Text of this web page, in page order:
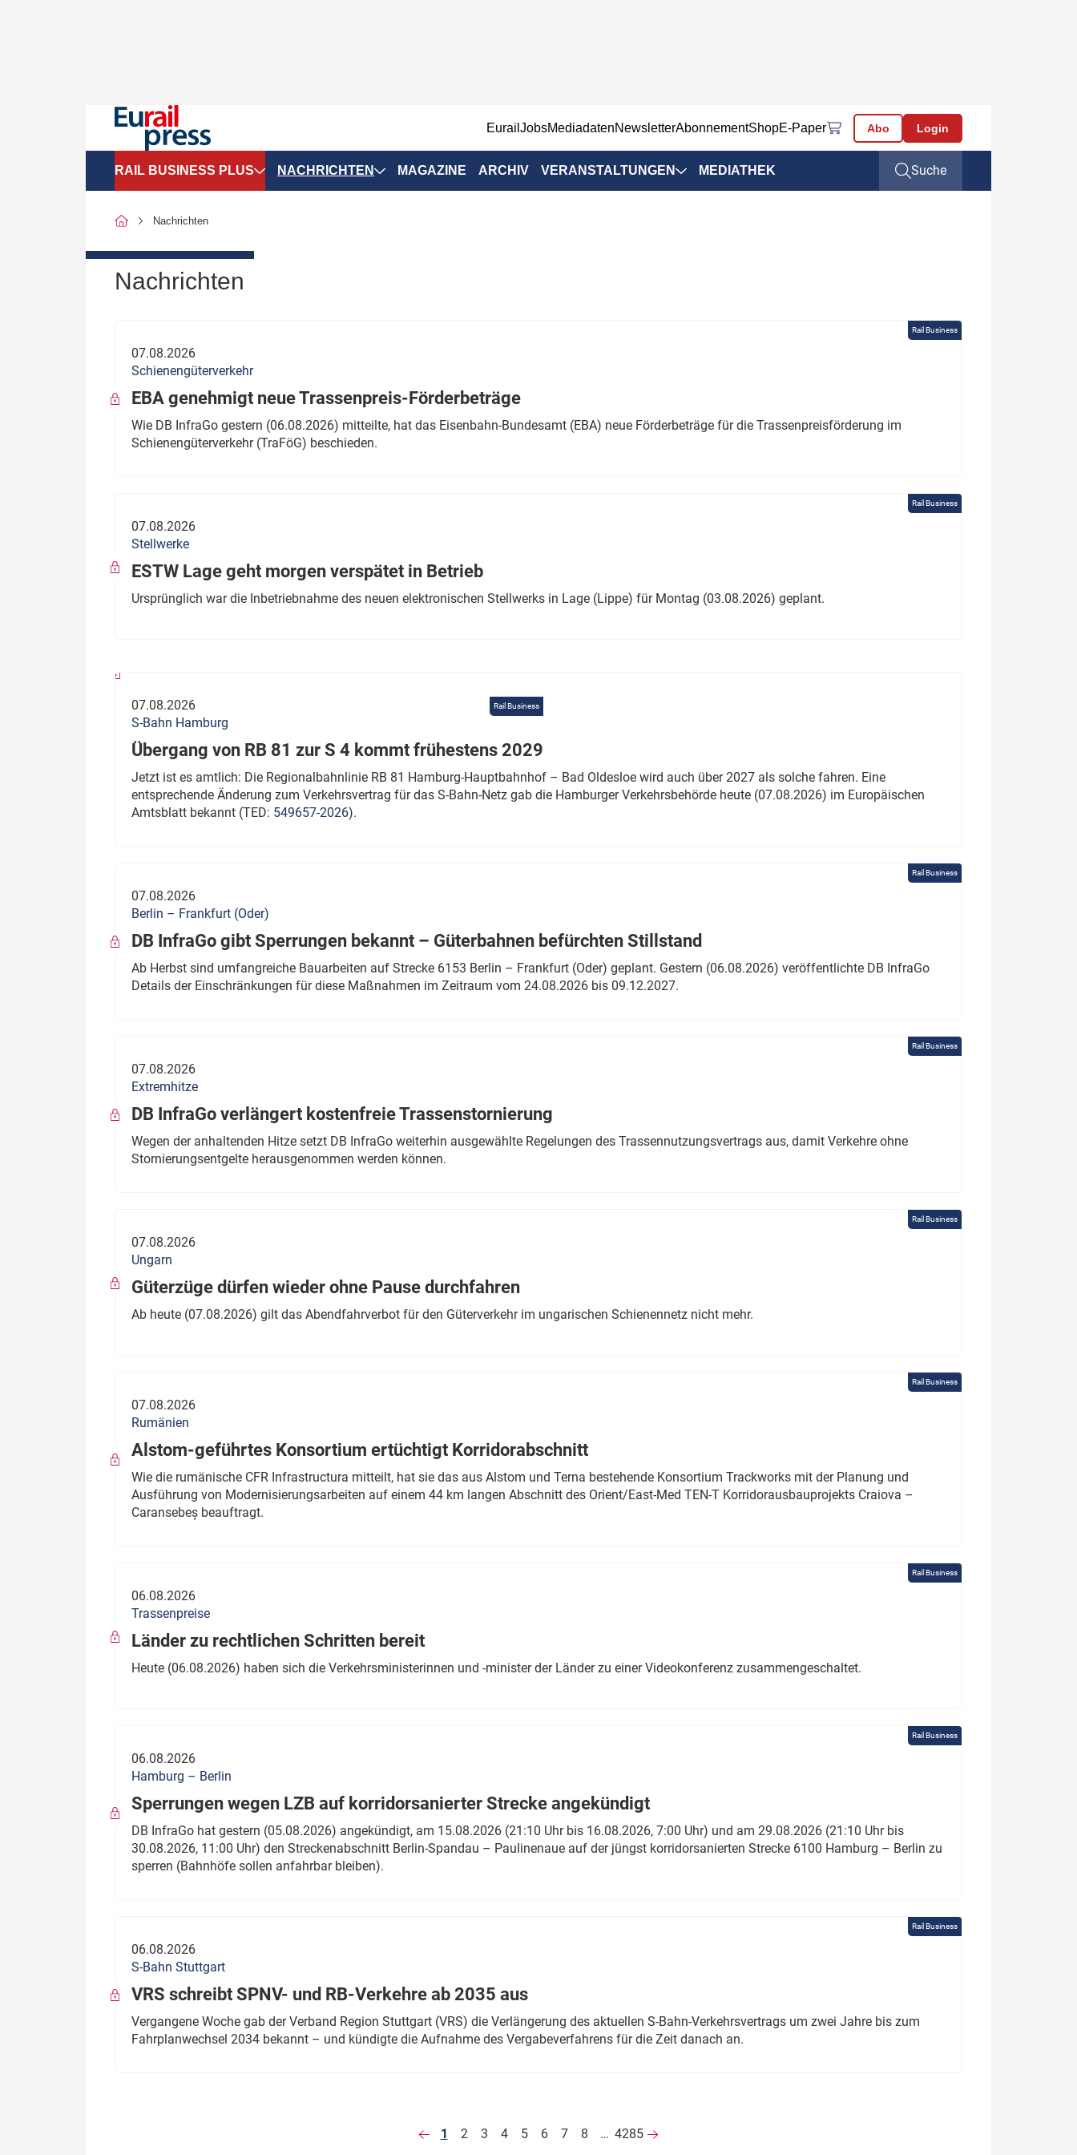
EurailJobsMediadatenNewsletterAbonnementShopE-Paper Abo Login
RAIL BUSINESS PLUS
SPNV-Marktdaten
Politik
Verbände: Wer spricht für
wen?
Thema des Monats
Dossier: Generalsanierung
Dossier: ETCS
NACHRICHTEN
Infrastruktur & Ausrüstung
ÖPNV
MAGAZINE ARCHIV VERANSTALTUNGEN MEDIATHEK Suche
Nachrichten
Nachrichten
Rail Business
07.08.2026
Schienengüterverkehr
EBA genehmigt neue Trassenpreis-Förderbeträge
Wie DB InfraGo gestern (06.08.2026) mitteilte, hat das Eisenbahn-Bundesamt (EBA) neue Förderbeträge für die Trassenpreisförderung im
Schienengüterverkehr (TraFöG) beschieden.
Rail Business
07.08.2026
Stellwerke
ESTW Lage geht morgen verspätet in Betrieb
Ursprünglich war die Inbetriebnahme des neuen elektronischen Stellwerks in Lage (Lippe) für Montag (03.08.2026) geplant.
Rail Business
07.08.2026
S-Bahn Hamburg
Übergang von RB 81 zur S 4 kommt frühestens 2029
Jetzt ist es amtlich: Die Regionalbahnlinie RB 81 Hamburg-Hauptbahnhof – Bad Oldesloe wird auch über 2027 als solche fahren. Eine
entsprechende Änderung zum Verkehrsvertrag für das S-Bahn-Netz gab die Hamburger Verkehrsbehörde heute (07.08.2026) im Europäischen
Amtsblatt bekannt (TED: 549657-2026).
Rail Business
07.08.2026
Berlin – Frankfurt (Oder)
DB InfraGo gibt Sperrungen bekannt – Güterbahnen befürchten Stillstand
Ab Herbst sind umfangreiche Bauarbeiten auf Strecke 6153 Berlin – Frankfurt (Oder) geplant. Gestern (06.08.2026) veröffentlichte DB InfraGo
Details der Einschränkungen für diese Maßnahmen im Zeitraum vom 24.08.2026 bis 09.12.2027.
Rail Business
07.08.2026
Extremhitze
DB InfraGo verlängert kostenfreie Trassenstornierung
Wegen der anhaltenden Hitze setzt DB InfraGo weiterhin ausgewählte Regelungen des Trassennutzungsvertrags aus, damit Verkehre ohne
Stornierungsentgelte herausgenommen werden können.
Rail Business
07.08.2026
Ungarn
Güterzüge dürfen wieder ohne Pause durchfahren
Ab heute (07.08.2026) gilt das Abendfahrverbot für den Güterverkehr im ungarischen Schienennetz nicht mehr.
Rail Business
07.08.2026
Rumänien
Alstom-geführtes Konsortium ertüchtigt Korridorabschnitt
Wie die rumänische CFR Infrastructura mitteilt, hat sie das aus Alstom und Terna bestehende Konsortium Trackworks mit der Planung und
Ausführung von Modernisierungsarbeiten auf einem 44 km langen Abschnitt des Orient/East-Med TEN-T Korridorausbauprojekts Craiova –
Caransebeș beauftragt.
Rail Business
06.08.2026
Trassenpreise
Länder zu rechtlichen Schritten bereit
Heute (06.08.2026) haben sich die Verkehrsministerinnen und -minister der Länder zu einer Videokonferenz zusammengeschaltet.
Rail Business
06.08.2026
Hamburg – Berlin
Sperrungen wegen LZB auf korridorsanierter Strecke angekündigt
DB InfraGo hat gestern (05.08.2026) angekündigt, am 15.08.2026 (21:10 Uhr bis 16.08.2026, 7:00 Uhr) und am 29.08.2026 (21:10 Uhr bis
30.08.2026, 11:00 Uhr) den Streckenabschnitt Berlin-Spandau – Paulinenaue auf der jüngst korridorsanierten Strecke 6100 Hamburg – Berlin zu
sperren (Bahnhöfe sollen anfahrbar bleiben).
Rail Business
06.08.2026
S-Bahn Stuttgart
VRS schreibt SPNV- und RB-Verkehre ab 2035 aus
Vergangene Woche gab der Verband Region Stuttgart (VRS) die Verlängerung des aktuellen S-Bahn-Verkehrsvertrags um zwei Jahre bis zum
Fahrplanwechsel 2034 bekannt – und kündigte die Aufnahme des Vergabeverfahrens für die Zeit danach an.
1 2 3 4 5 6 7 8 … 4285